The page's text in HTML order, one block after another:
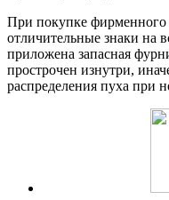
При покупке фирменного
отличительные знаки на
приложена запасная
прострочен изнутри,
распределения пуха при